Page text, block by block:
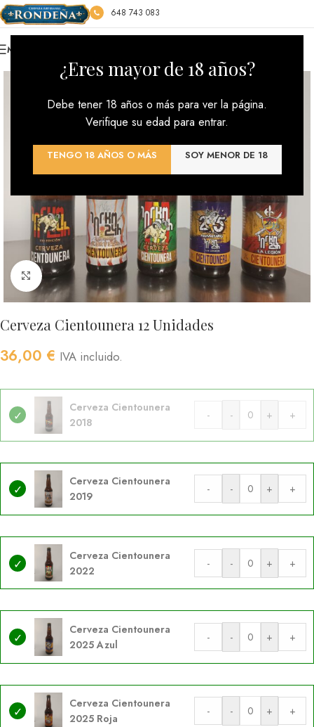
¿Eres mayor de 18 años?
Debe tener 18 años o más para ver la página.
Verifique su edad para entrar.
TENGO 18 AÑOS O MÁS SOY MENOR DE 18
648 743 083
MENU
Click to enlarge
Cerveza Cientounera 12 Unidades
36,00 € IVA incluido.
Cerveza Cientounera
2018
- - + +
Cerveza Cientounera
2019
- - + +
Cerveza Cientounera
2022
- - + +
Cerveza Cientounera
2025 Azul
- - + +
Cerveza Cientounera
2025 Roja
- - + +